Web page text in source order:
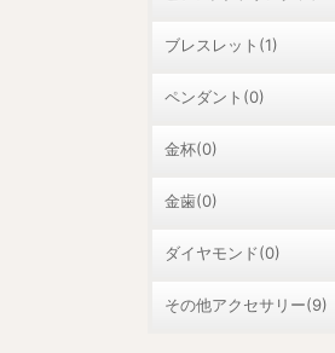
ブレスレット(1)
ペンダント(0)
金杯(0)
金歯(0)
ダイヤモンド(0)
その他アクセサリー(9)